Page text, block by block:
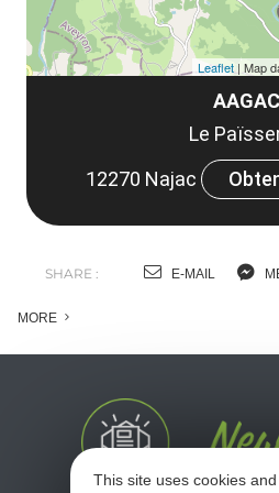
AAGAC
Le
12270 Najac
Leaflet | Map
SHARE : E-MAIL
MORE
This site uses cookies